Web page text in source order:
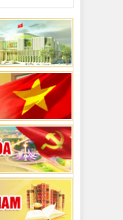
họp thứ
hội khóa
quy trình
cử
XVI và
các
2026-
hội Việt
Nhân
triển
duyệt nội
đại biểu
Thanh
XX,